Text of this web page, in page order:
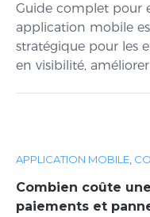
Guide complet pour
application mobile
stratégique pour les
en visibilité,
APPLICATION MOBILE,
Combien coûte
paiements et